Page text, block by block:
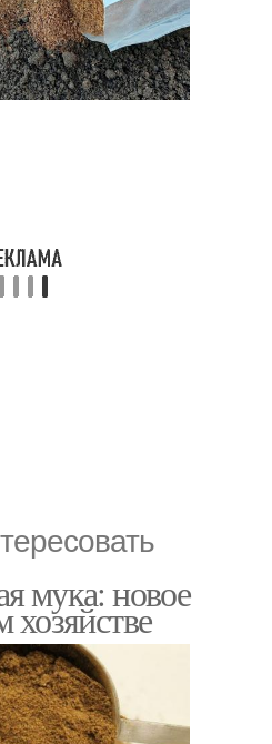
мука: новое
хозяйстве